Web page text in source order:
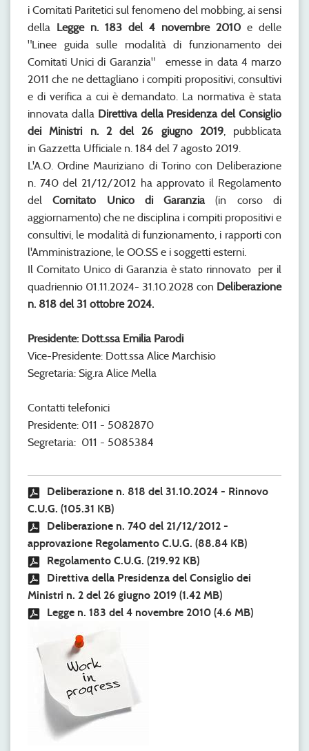
i Comitati Paritetici sul fenomeno del mobbing, ai sensi
della Legge n. 183 del 4 novembre 2010 e delle
"Linee guida sulle modalità di funzionamento dei
Comitati Unici di Garanzia" emesse in data 4 marzo
2011 che ne dettagliano i compiti propositivi, consultivi
e di verifica a cui è demandato. La normativa è stata
innovata dalla Direttiva della Presidenza del Consiglio
dei Ministri n. 2 del 26 giugno 2019, pubblicata
in Gazzetta Ufficiale n. 184 del 7 agosto 2019.
L'A.O. Ordine Mauriziano di Torino con Deliberazione
n. 740 del21/12/2012 ha approvato il Regolamento
delComitato Unico di Garanzia(in corso di
aggiornamento) che ne disciplina i compiti propositivi e
consultivi, le modalità di funzionamento, i rapporti con
l'Amministrazione, le OO.SS e i soggetti esterni.
Il Comitato Unico di Garanzia è stato rinnovato per il
quadriennio 01.11.2024- 31.10.2028 con Deliberazione
n. 818 del31 ottobre2024.
Presidente: Dott.ssa Emilia Parodi
Vice-Presidente: Dott.ssa Alice Marchisio
Segretaria: Sig.ra Alice Mella
Contatti telefonici
Presidente: 011 - 5082870
Segretaria: 011 - 5085384
Deliberazione n. 818 del 31.10.2024 - Rinnovo
C.U.G. (105.31 KB)
Deliberazione n. 740 del 21/12/2012 -
approvazione Regolamento C.U.G. (88.84 KB)
Regolamento C.U.G. (219.92 KB)
Direttiva della Presidenza del Consiglio dei
Ministri n. 2 del 26 giugno 2019 (1.42 MB)
Legge n. 183 del 4 novembre 2010 (4.6 MB)